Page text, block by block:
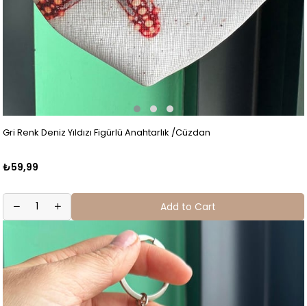
Gri Renk Deniz Yıldızı Figürlü Anahtarlık /Cüzdan
₺59,99
Add to Cart